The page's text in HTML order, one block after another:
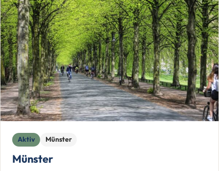
Aktiv Münster
Münster